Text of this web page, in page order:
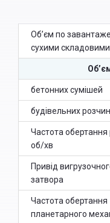
Об’єм по
сухими складовими
бетонних сумішей
будівельних
Частота обертання
об/хв
Привід
затвора
Частота обертання
планетарного